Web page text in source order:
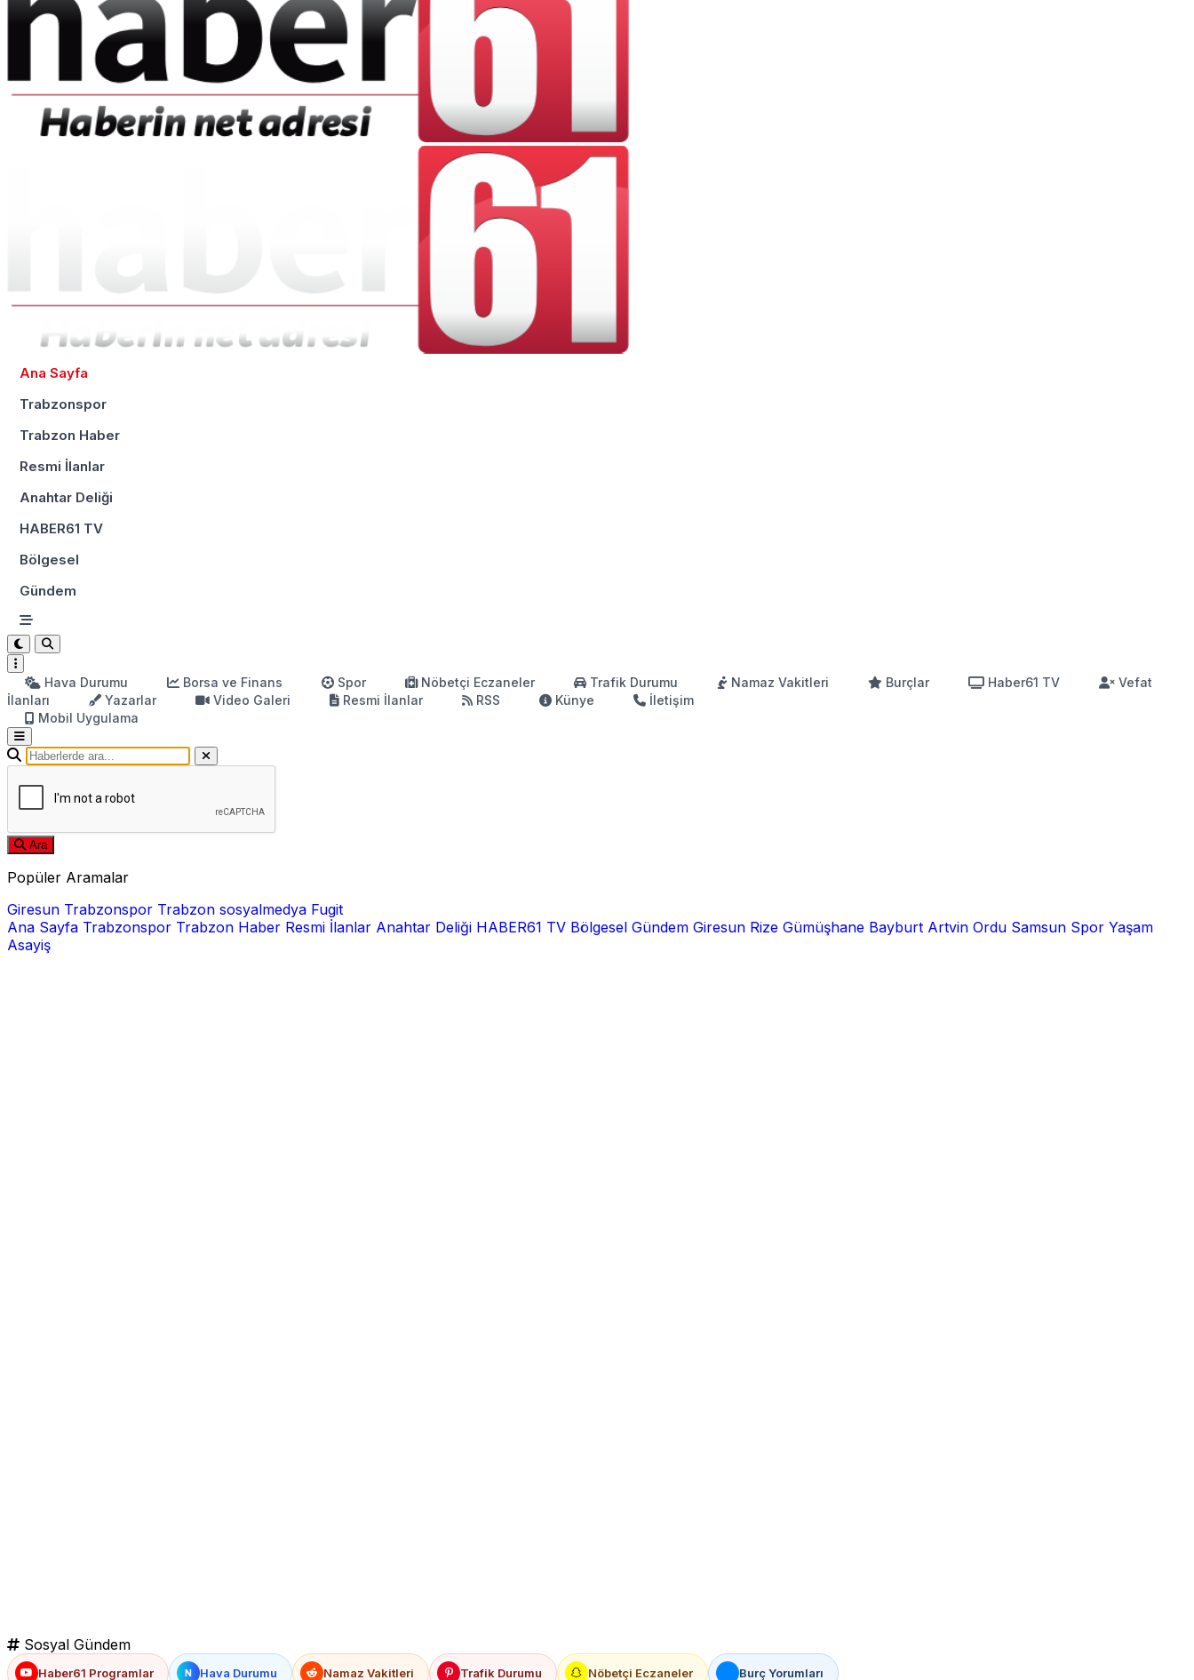
Ana Sayfa
Trabzonspor
Trabzon Haber
Resmi İlanlar
Anahtar Deliği
HABER61 TV
Bölgesel
Gündem
Hava Durumu Borsa ve Finans Spor Nöbetçi Eczaneler Trafik Durumu Namaz Vakitleri Burçlar Haber61 TV
Vefat
İlanları
Yazarlar Video Galeri Resmi İlanlar RSS Künye
İletişim
Mobil Uygulama
Ara
Popüler Aramalar
Giresun Trabzonspor Trabzon sosyalmedya Fugit
Ana Sayfa Trabzonspor Trabzon Haber Resmi İlanlar Anahtar Deliği HABER61 TV Bölgesel Gündem Giresun Rize Gümüşhane Bayburt Artvin Ordu Samsun Spor Yaşam
Asayiş
Sosyal Gündem
Haber61 Programlar N Hava Durumu Namaz Vakitleri Trafik Durumu Nöbetçi Eczaneler Burç Yorumları